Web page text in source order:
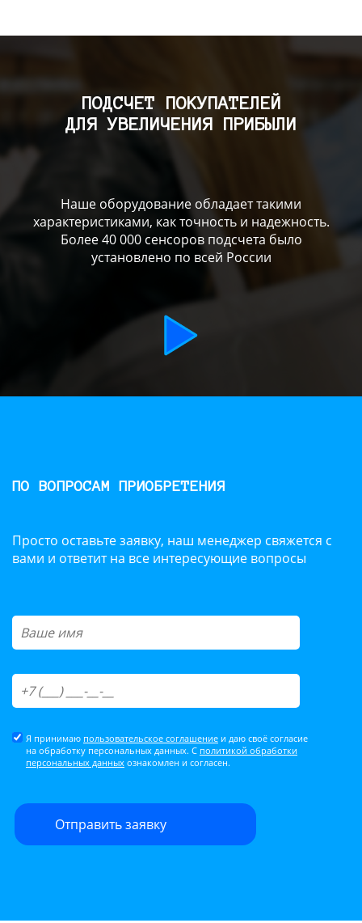
ПОДСЧЕТ ПОКУПАТЕЛЕЙ
ДЛЯ УВЕЛИЧЕНИЯ ПРИБЫЛИ
Наше оборудование обладает такими
характеристиками, как точность и надежность.
Более 40 000 сенсоров подсчета было
установлено по всей России
ПО ВОПРОСАМ ПРИОБРЕТЕНИЯ
Просто оставьте заявку, наш менеджер свяжется с
вами и ответит на все интересующие вопросы
Я принимаю пользовательское соглашение и даю своё согласие
на обработку персональных данных. С политикой обработки
персональных данных ознакомлен и согласен.